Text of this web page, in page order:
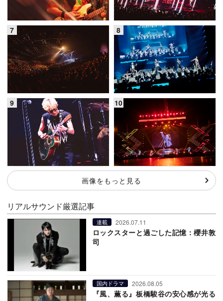
画像をもっと見る
リアルサウンド厳選記事
連載 2026.07.11
ロックスターと過ごした記憶：櫻井敦
司
国内ドラマ 2026.08.05
『風、薫る』板橋駿谷の安心感が光る